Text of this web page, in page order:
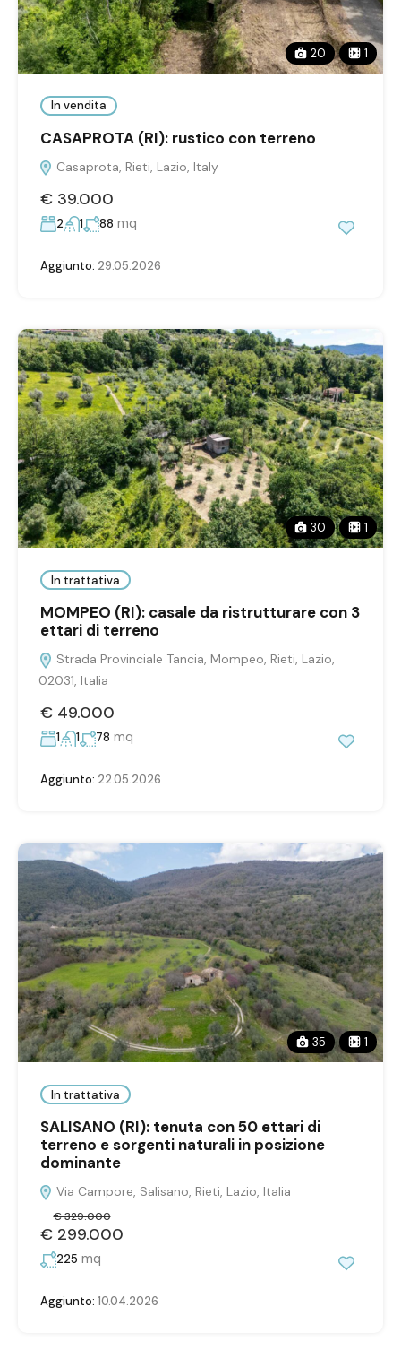
20 1
In vendita
CASAPROTA (RI): rustico con terreno
Casaprota, Rieti, Lazio, Italy
€ 39.000
2 1 88 mq
Aggiunto: 29.05.2026
30 1
In trattativa
MOMPEO (RI): casale da ristrutturare con 3
ettari di terreno
Strada Provinciale Tancia, Mompeo, Rieti, Lazio,
02031, Italia
€ 49.000
1 1 78 mq
Aggiunto: 22.05.2026
35 1
In trattativa
SALISANO (RI): tenuta con 50 ettari di
terreno e sorgenti naturali in posizione
dominante
Via Campore, Salisano, Rieti, Lazio, Italia
€ 299.000
€ 329.000
225 mq
Aggiunto: 10.04.2026